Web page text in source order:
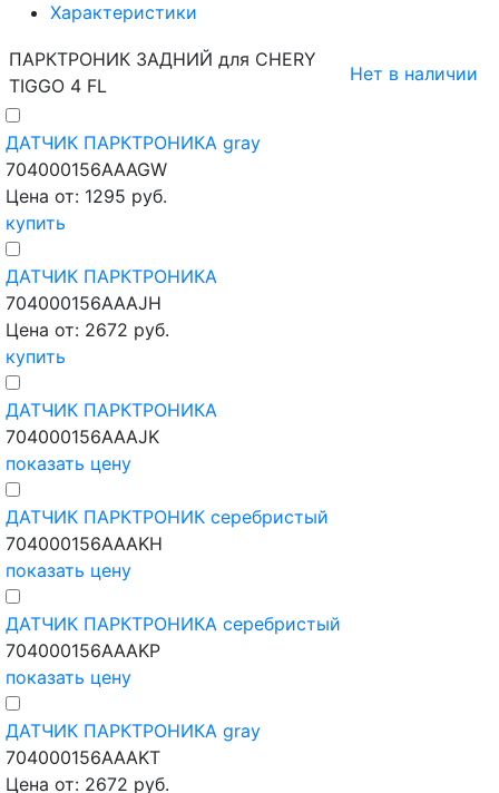
Характеристики
ПАРКТРОНИК ЗАДНИЙ для CHERY
TIGGO 4 FL
Нет в наличии
ДАТЧИК ПАРКТРОНИКА gray
704000156AAAGW
Цена от: 1295 руб.
купить
ДАТЧИК ПАРКТРОНИКА
704000156AAAJH
Цена от: 2672 руб.
купить
ДАТЧИК ПАРКТРОНИКА
704000156AAAJK
показать цену
ДАТЧИК ПАРКТРОНИК серебристый
704000156AAAKH
показать цену
ДАТЧИК ПАРКТРОНИКА серебристый
704000156AAAKP
показать цену
ДАТЧИК ПАРКТРОНИКА gray
704000156AAAKT
Цена от: 2672 руб.